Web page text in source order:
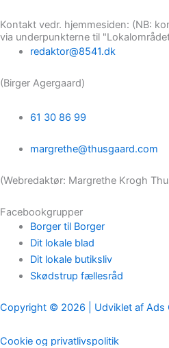
Kontakt vedr. hjemmesiden: (NB:
via underpunkterne til
redaktor@8541.dk
(Birger Agergaard)
61 30 86 99
margrethe@thusgaard.com
(Webredaktør: Margrethe Krogh
Facebookgrupper
Borger til Borger
Dit lokale blad
Dit lokale butiksliv
Skødstrup fællesråd
Copyright © 2026 | Udviklet af Ads
Cookie og privatlivspolitik